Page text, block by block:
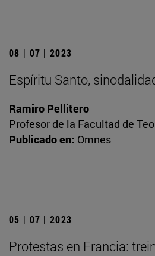
08 | 07 | 2023
Espíritu Santo,
Ramiro Pellitero
Profesor de la Facultad de
Publicado en: Omnes
05 | 07 | 2023
Protestas en Francia: